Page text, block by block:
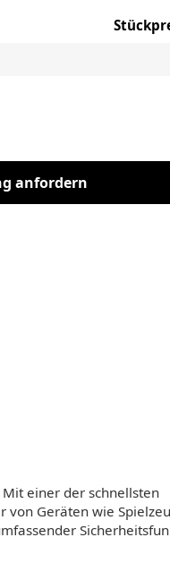
anfordern
einer der schnellsten
von Geräten wie